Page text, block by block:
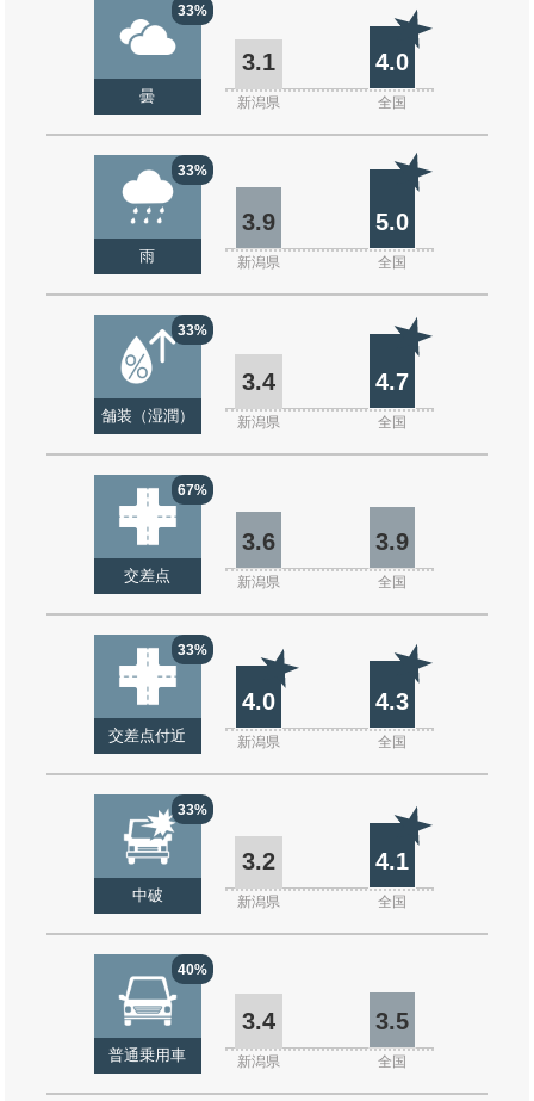
33%
曇
3.1 4.0
新潟県 全国
33%
雨
3.9 5.0
新潟県 全国
33%
舗装（湿潤）
3.4 4.7
新潟県 全国
67%
交差点
3.6 3.9
新潟県 全国
33%
交差点付近
4.0 4.3
新潟県 全国
33%
中破
3.2 4.1
新潟県 全国
40%
普通乗用車
3.4 3.5
新潟県 全国